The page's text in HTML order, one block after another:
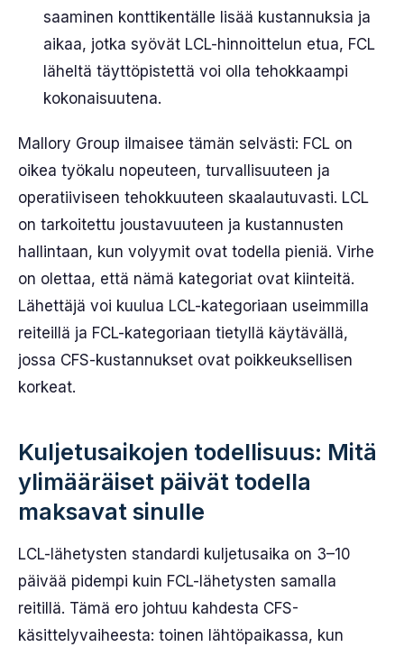
saaminen konttikentälle lisää kustannuksia ja
aikaa, jotka syövät LCL-hinnoittelun etua, FCL
läheltä täyttöpistettä voi olla tehokkaampi
kokonaisuutena.
Mallory Group ilmaisee tämän selvästi: FCL on
oikea työkalu nopeuteen, turvallisuuteen ja
operatiiviseen tehokkuuteen skaalautuvasti. LCL
on tarkoitettu joustavuuteen ja kustannusten
hallintaan, kun volyymit ovat todella pieniä. Virhe
on olettaa, että nämä kategoriat ovat kiinteitä.
Lähettäjä voi kuulua LCL-kategoriaan useimmilla
reiteillä ja FCL-kategoriaan tietyllä käytävällä,
jossa CFS-kustannukset ovat poikkeuksellisen
korkeat.
Kuljetusaikojen todellisuus: Mitä
ylimääräiset päivät todella
maksavat sinulle
LCL-lähetysten standardi kuljetusaika on 3–10
päivää pidempi kuin FCL-lähetysten samalla
reitillä. Tämä ero johtuu kahdesta CFS-
käsittelyvaiheesta: toinen lähtöpaikassa, kun